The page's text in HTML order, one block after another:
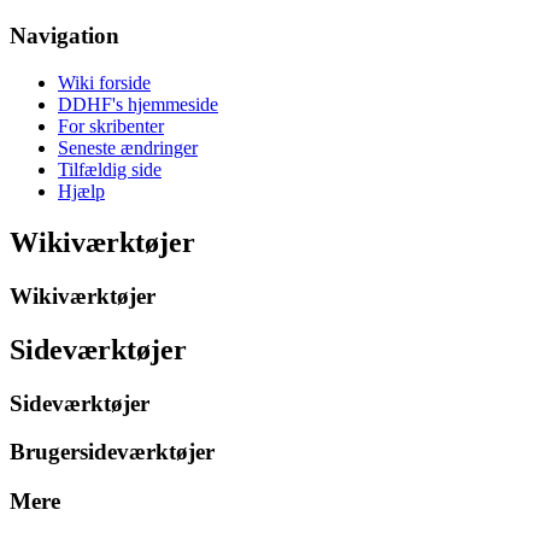
Navigation
Wiki forside
DDHF's hjemmeside
For skribenter
Seneste ændringer
Tilfældig side
Hjælp
Wikiværktøjer
Wikiværktøjer
Sideværktøjer
Sideværktøjer
Brugersideværktøjer
Mere